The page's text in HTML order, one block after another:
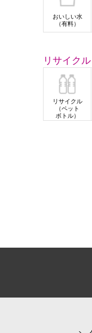
おいしい水
（有料）
リサイクル
リサイクル
（ペット
ボトル）